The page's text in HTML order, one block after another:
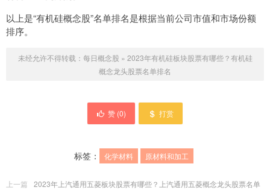
以上是“有机硅概念股”名单排名是根据当前公司市值和市场份额
排序。
未经允许不得转载： 每日概念股 » 2023年有机硅板块股票有哪些？有机硅
概念龙头股票名单排名
赞 (0) 打赏
标签： 化学材料 原材料和加工
上一篇
2023年上汽通用五菱板块股票有哪些？上汽通用五菱概念龙头股票名单